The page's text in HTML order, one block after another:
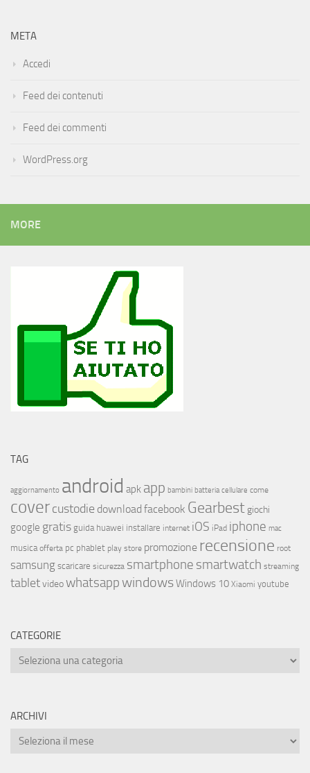
META
Accedi
Feed dei contenuti
Feed dei commenti
WordPress.org
MORE
TAG
aggiornamento android apk app bambini batteria cellulare come
covercustodie download facebook Gearbest giochi
google gratis guida huawei installare internet iOS iPad iphone mac
musica offerta pc phablet play store promozione recensione root
samsungscaricare sicurezza smartphone smartwatch streaming
tabletvideowhatsappwindowsWindows 10 Xiaomi youtube
CATEGORIE
ARCHIVI